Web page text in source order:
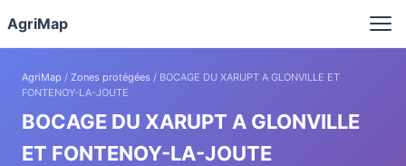
AgriMap
AgriMap / Zones protégées / BOCAGE DU XARUPT A GLONVILLE ET
FONTENOY-LA-JOUTE
BOCAGE DU XARUPT A GLONVILLE
ET FONTENOY-LA-JOUTE